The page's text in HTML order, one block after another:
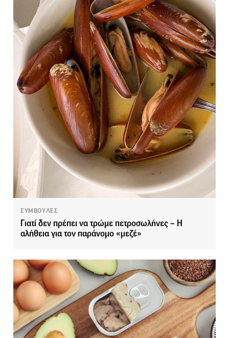
ΣΥΜΒΟΥΛΕΣ
Γιατί δεν πρέπει να τρώμε πετροσωλήνες – Η
αλήθεια για τον παράνομο «μεζέ»